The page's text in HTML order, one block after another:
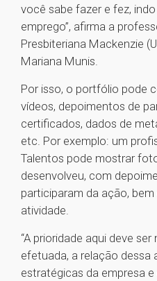
você sabe fazer e fez,
emprego”, afirma a
Presbiteriana Mackenzie
Mariana Munis.
Por isso, o portfólio pode
vídeos, depoimentos de
certificados, dados de
etc. Por exemplo: um
Talentos pode mostrar
desenvolveu, com
participaram da ação,
atividade.
“A prioridade aqui deve
efetuada, a relação dessa
estratégicas da empresa